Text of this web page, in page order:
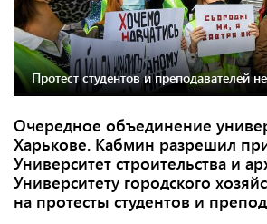
Протест студентов и преподавателей
Очередное объединение
Харькове. Кабмин разрешил
Университет строительства и
Университету городского
на протесты студентов и